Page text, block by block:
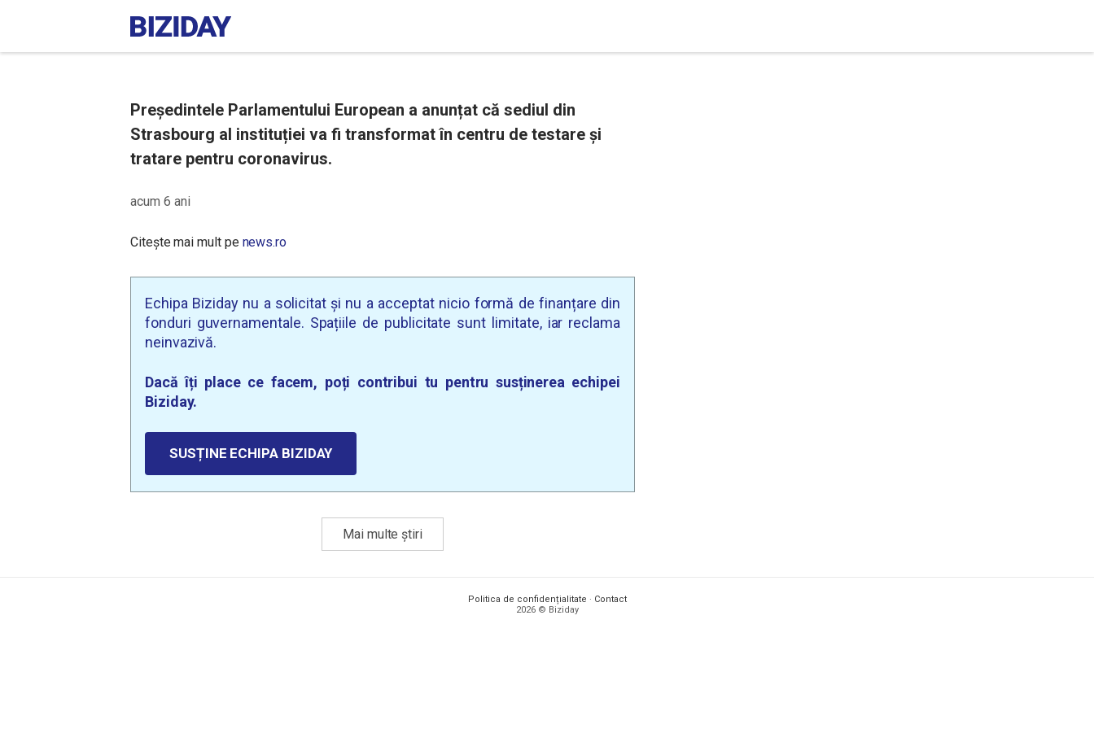
Președintele Parlamentului European a anunțat că sediul din
Strasbourg al instituției va fi transformat în centru de testare și
tratare pentru coronavirus.
acum 6 ani
Citește mai mult pe news.ro
Echipa Biziday nu a solicitat și nu a acceptat nicio formă de finanțare din
fonduri guvernamentale. Spațiile de publicitate sunt limitate, iar reclama
neinvazivă.
Dacă îți place ce facem, poți contribui tu pentru susținerea echipei
Biziday.
SUSȚINE ECHIPA BIZIDAY
Mai multe știri
Politica de confidențialitate · Contact
2026 © Biziday